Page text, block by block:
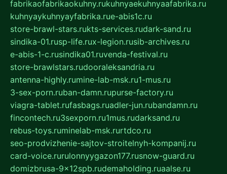
fabrikaofabrikaokuhny.rukuhnyaekuhnyaafabrika.ru
kuhnyaykuhnyayfabrika.rue-abis1c.ru
store-brawl-stars.rukts-services.rudark-sand.ru
sindika-01.rusp-life.rux-legion.rusib-archives.ru
e-abis-1-c.rusindika01.ruvenda-festival.ru
store-brawlstars.rudooraleksandria.ru
antenna-highly.rumine-lab-msk.ru1-mus.ru
3-sex-porn.ruban-damn.rupurse-factory.ru
viagra-tablet.rufasbags.ruadler-jun.rubandamn.ru
fincontech.ru3sexporn.ru1mus.rudarksand.ru
rebus-toys.ruminelab-msk.rurtdco.ru
seo-prodvizhenie-sajtov-stroitelnyh-kompanij.ru
card-voice.rurulonnyygazon177.rusnow-guard.ru
domizbrusa-9x12spb.rudemaholding.ruaalse.ru